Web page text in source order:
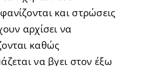
και στρώσεις
αρχίσει να
καθώς
να βγει στον έξω